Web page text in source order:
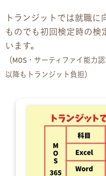
プライバシーポリ
お問い合わせ
見学・体験のお申
各種SNS
資料請求
トランジットでは就職
ものでも初回検定時の検
います。
（MOS・サーティファイ能力
以降もトランジット負担）